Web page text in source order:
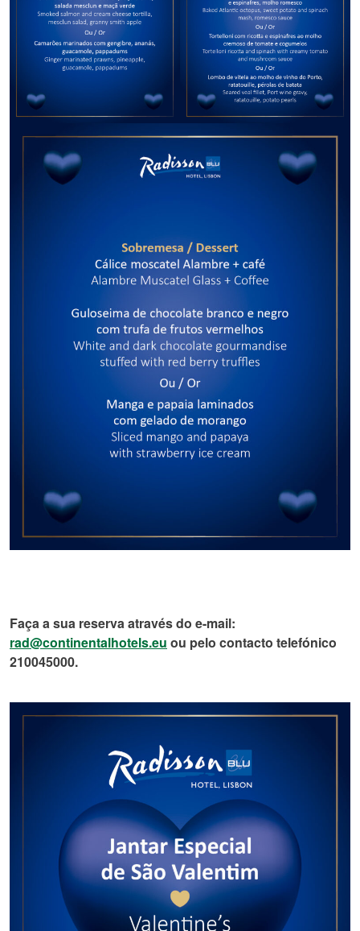
Faça a sua reserva através do e-mail:
rad@continentalhotels.eu ou pelo contacto telefónico
210045000.